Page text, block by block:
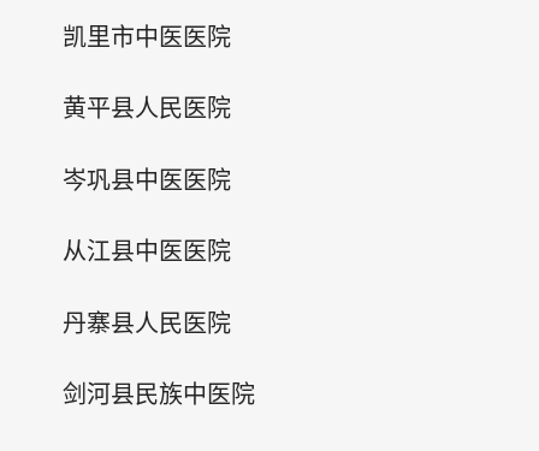
凯里市中医医院
黄平县人民医院
岑巩县中医医院
从江县中医医院
丹寨县人民医院
剑河县民族中医院